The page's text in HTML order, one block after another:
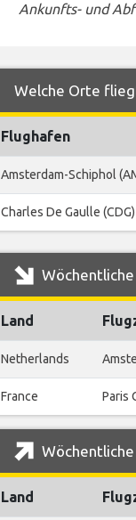
Ankunfts- und
Welche Orte
Flughafen
Amsterdam-Schiphol
Charles De Gaulle (CDG)
Land
Netherlands
France Paris
Land